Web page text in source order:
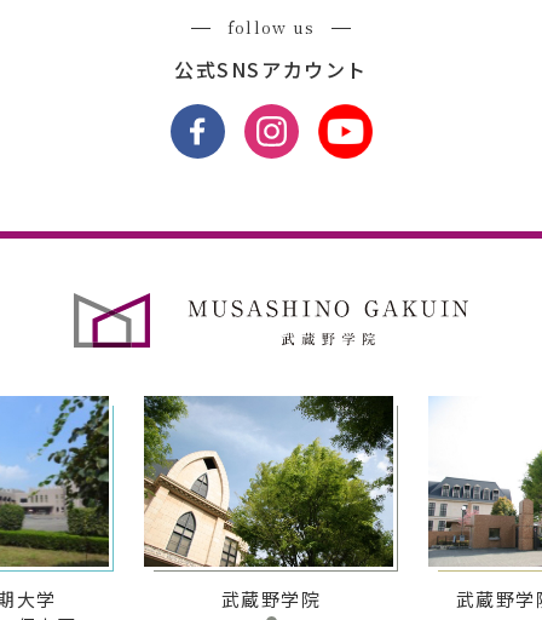
follow us
公式SNSアカウント
大学
武蔵野学院 武蔵野学